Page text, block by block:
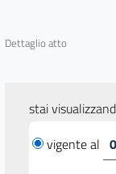
Dettaglio atto
stai
vigente al